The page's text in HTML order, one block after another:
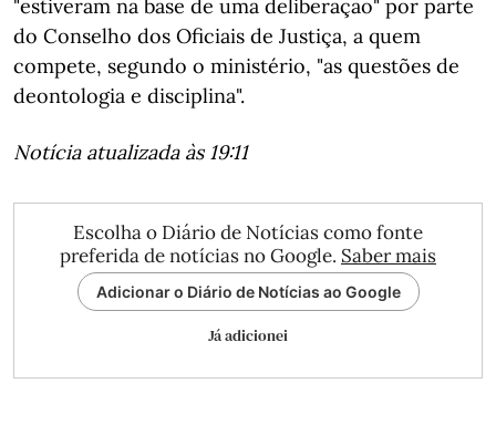
"estiveram na base de uma deliberação" por parte
do Conselho dos Oficiais de Justiça, a quem
compete, segundo o ministério, "as questões de
deontologia e disciplina".
Notícia atualizada às 19:11
Escolha o Diário de Notícias como fonte
preferida de notícias no Google. Saber mais
Adicionar o Diário de Notícias ao Google
Já adicionei